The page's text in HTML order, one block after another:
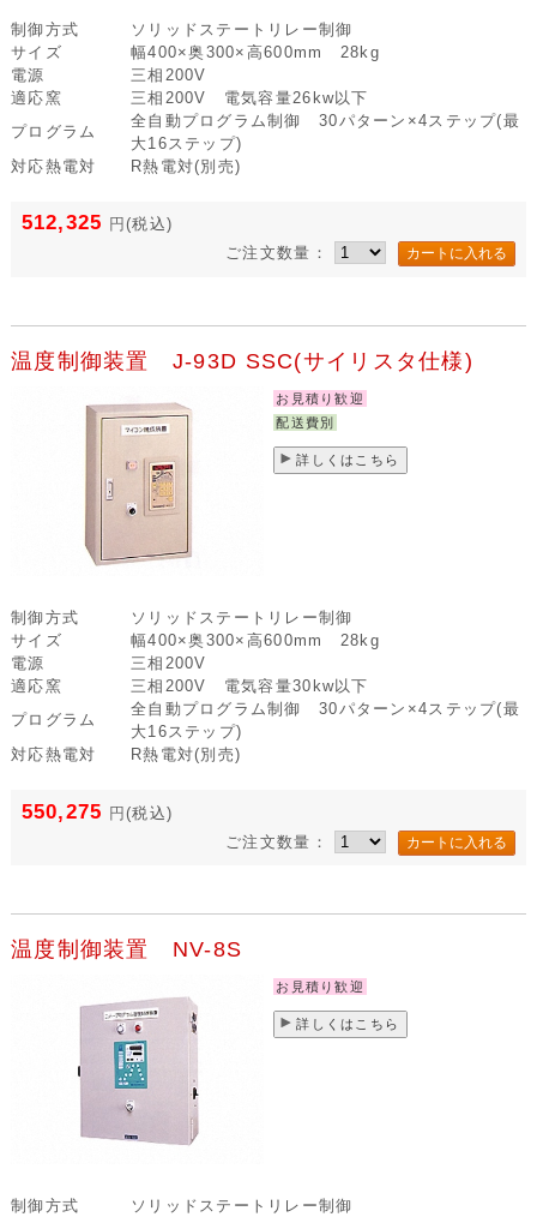
制御方式
ソリッドステートリレー制御
サイズ
幅400×奥300×高600mm 28kg
電源
三相200V
適応窯
三相200V 電気容量26kw以下
プログラム
全自動プログラム制御 30パターン×4ステップ(最
大16ステップ)
対応熱電対
R熱電対(別売)
512,325 円(税込)
ご注文数量：
温度制御装置 J-93D SSC(サイリスタ仕様)
お見積り歓迎
配送費別
詳しくはこちら
制御方式
ソリッドステートリレー制御
サイズ
幅400×奥300×高600mm 28kg
電源
三相200V
適応窯
三相200V 電気容量30kw以下
プログラム
全自動プログラム制御 30パターン×4ステップ(最
大16ステップ)
対応熱電対
R熱電対(別売)
550,275 円(税込)
ご注文数量：
温度制御装置 NV-8S
お見積り歓迎
詳しくはこちら
制御方式
ソリッドステートリレー制御